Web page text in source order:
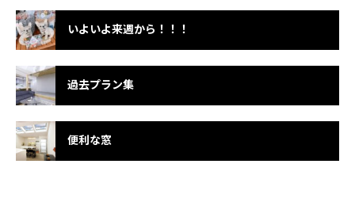
いよいよ来週から！！！
過去プラン集
便利な窓